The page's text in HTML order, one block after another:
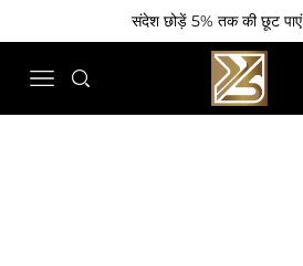
संदेश छोड़ें 5% तक की छूट पाएं